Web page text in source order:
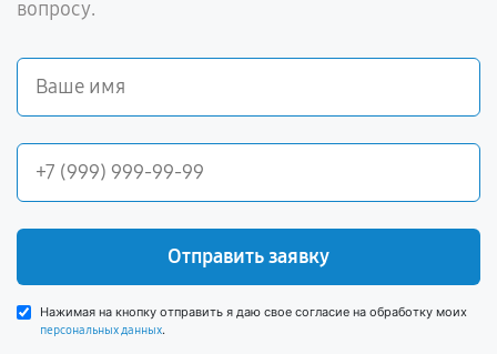
вопросу.
Отправить заявку
Нажимая на кнопку отправить я даю свое согласие на обработку моих
персональных данных.